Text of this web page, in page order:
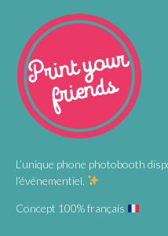
L’unique phone photobooth
l’événementiel.
Concept 100% français